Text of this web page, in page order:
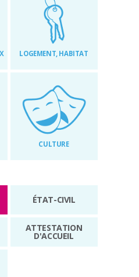
LOGEMENT, HABITAT
CULTURE
ÉTAT-CIVIL
ATTESTATION
D'ACCUEIL